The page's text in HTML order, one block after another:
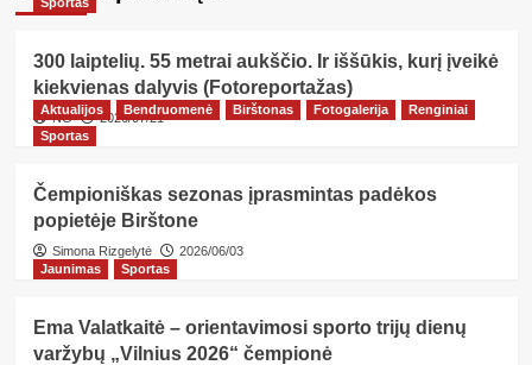
300 laiptelių. 55 metrai aukščio. Ir iššūkis, kurį įveikė
kiekvienas dalyvis (Fotoreportažas)
NG 2026/07/21
Aktualijos Bendruomenė Birštonas Fotogalerija
Renginiai
Sportas
Čempioniškas sezonas įprasmintas padėkos
popietėje Birštone
Simona Rizgelytė
2026/06/03
Jaunimas
Sportas
Ema Valatkaitė – orientavimosi sporto trijų dienų
varžybų „Vilnius 2026“ čempionė